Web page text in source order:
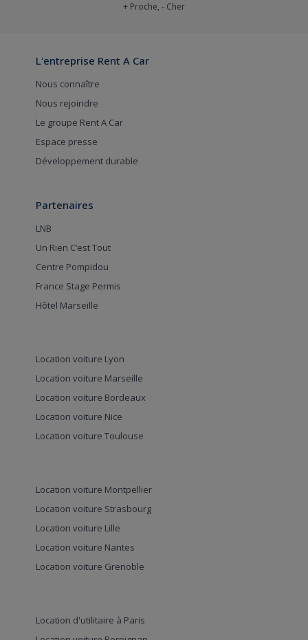
+ Proche, - Cher
L'entreprise Rent A Car
Nous connaître
Nous rejoindre
Le groupe Rent A Car
Espace presse
Développement durable
Partenaires
LNB
Un Rien C’est Tout
Centre Pompidou
France Stage Permis
Hôtel Marseille
Location voiture Lyon
Location voiture Marseille
Location voiture Bordeaux
Location voiture Nice
Location voiture Toulouse
Location voiture Montpellier
Location voiture Strasbourg
Location voiture Lille
Location voiture Nantes
Location voiture Grenoble
Location d'utilitaire à Paris